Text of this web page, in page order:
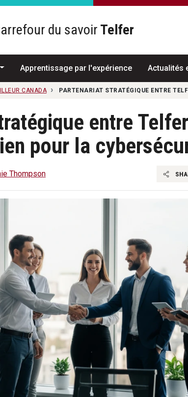
du savoir Telfer
Apprentissage par l'expérience Actualités
CANADA PARTENARIAT STRATÉGIQUE ENTRE
entre
pour la
Thompson